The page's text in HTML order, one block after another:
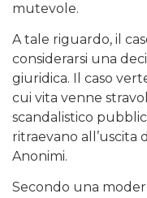
mutevole.
A tale riguardo, il
considerarsi una
giuridica. Il caso
cui vita venne
scandalistico
ritraevano
Anonimi.
Secondo una